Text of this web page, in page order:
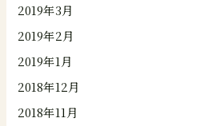
2019年3月
2019年2月
2019年1月
2018年12月
2018年11月